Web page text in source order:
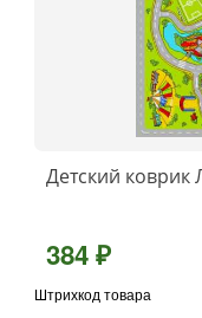
Детский коврик
384 ₽
Штрихкод товара